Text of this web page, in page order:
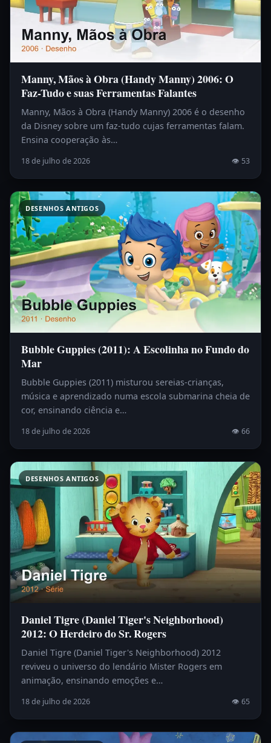
Manny, Mãos à Obra (Handy Manny) 2006: O
Faz-Tudo e suas Ferramentas Falantes
Manny, Mãos à Obra (Handy Manny) 2006 é o desenho
da Disney sobre um faz-tudo cujas ferramentas falam.
Ensina cooperação às…
18 de julho de 2026 👁 53
DESENHOS ANTIGOS
Bubble Guppies (2011): A Escolinha no Fundo do
Mar
Bubble Guppies (2011) misturou sereias-crianças,
música e aprendizado numa escola submarina cheia de
cor, ensinando ciência e…
18 de julho de 2026 👁 66
DESENHOS ANTIGOS
Daniel Tigre (Daniel Tiger's Neighborhood)
2012: O Herdeiro do Sr. Rogers
Daniel Tigre (Daniel Tiger's Neighborhood) 2012
reviveu o universo do lendário Mister Rogers em
animação, ensinando emoções e…
18 de julho de 2026 👁 65